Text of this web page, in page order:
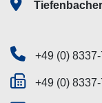
+49 (0)
+49 (0)